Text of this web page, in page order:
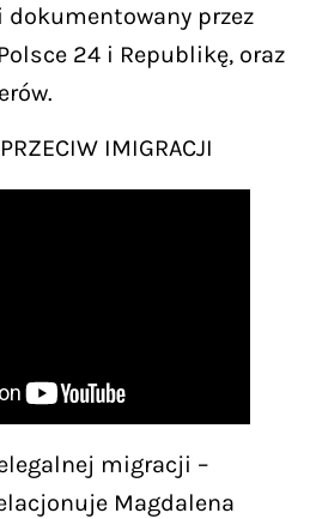
dokumentowany przez
24 i Republikę, oraz
IMIGRACJI
migracji –
Magdalena